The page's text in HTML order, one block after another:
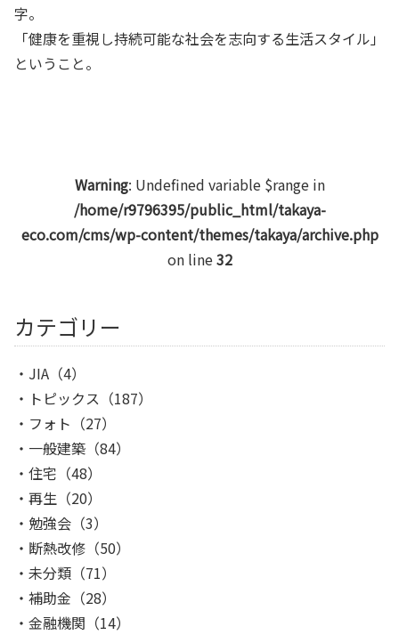
字。
「健康を重視し持続可能な社会を志向する生活スタイル」
ということ。
Warning: Undefined variable $range in
/home/r9796395/public_html/takaya-
eco.com/cms/wp-content/themes/takaya/archive.php
on line32
カテゴリー
JIA （4）
トピックス （187）
フォト （27）
一般建築 （84）
住宅 （48）
再生 （20）
勉強会 （3）
断熱改修 （50）
未分類 （71）
補助金 （28）
金融機関 （14）